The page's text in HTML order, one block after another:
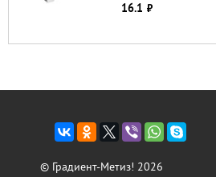
16.1 руб.
© Градиент-Метиз! 2026